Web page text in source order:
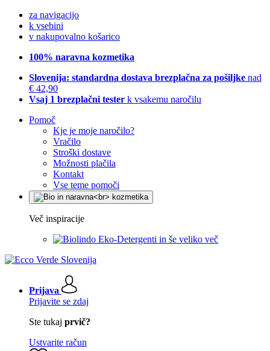
za navigacijo
k vsebini
v nakupovalno košarico
100% naravna kozmetika
Slovenija: standardna dostava brezplačna za pošiljke nad
€ 42,90
Vsaj 1 brezplačni tester k vsakemu naročilu
Pomoč
Kje je moje naročilo?
Vračilo
Stroški dostave
Možnosti plačila
Kontakt
Vse teme pomoči
Več inspiracije
Eko-Detergenti in še veliko več
Prijava
Prijavite se zdaj
Ste tukaj prvič?
Ustvarite račun